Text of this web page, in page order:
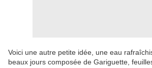
Voici une autre petite idée, une eau
beaux jours composée de Gariguette,